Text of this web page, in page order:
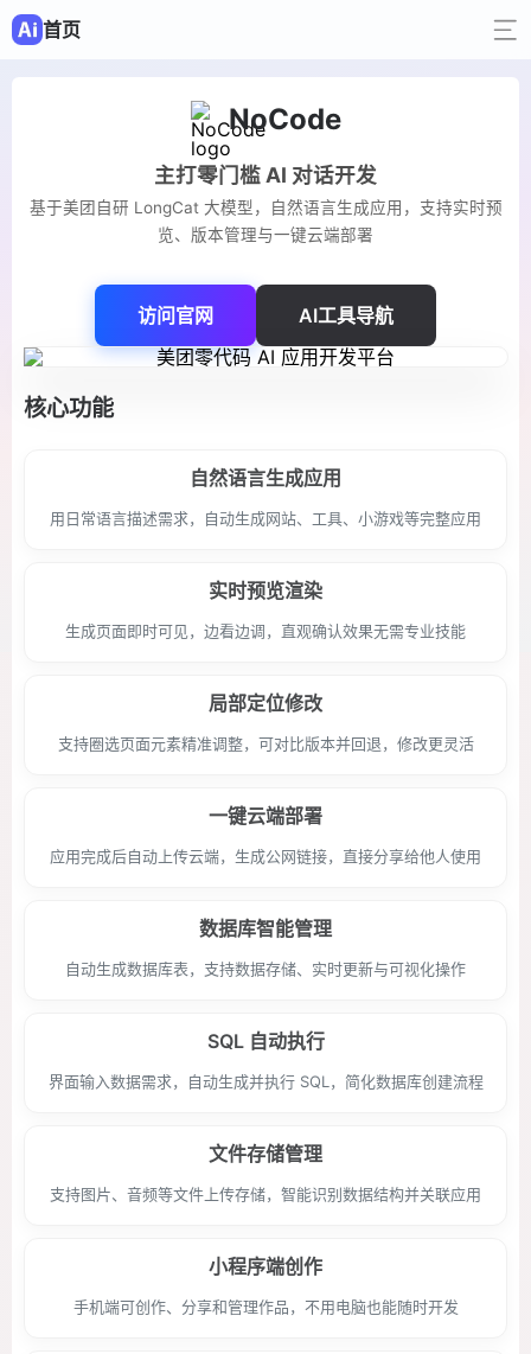
首页
NoCode
主打零门槛 AI 对话开发
基于美团自研 LongCat 大模型，自然语言生成应用，支持实时预
览、版本管理与一键云端部署
访问官网 AI工具导航
核心功能
自然语言生成应用
用日常语言描述需求，自动生成网站、工具、小游戏等完整应用
实时预览渲染
生成页面即时可见，边看边调，直观确认效果无需专业技能
局部定位修改
支持圈选页面元素精准调整，可对比版本并回退，修改更灵活
一键云端部署
应用完成后自动上传云端，生成公网链接，直接分享给他人使用
数据库智能管理
自动生成数据库表，支持数据存储、实时更新与可视化操作
SQL 自动执行
界面输入数据需求，自动生成并执行 SQL，简化数据库创建流程
文件存储管理
支持图片、音频等文件上传存储，智能识别数据结构并关联应用
小程序端创作
手机端可创作、分享和管理作品，不用电脑也能随时开发